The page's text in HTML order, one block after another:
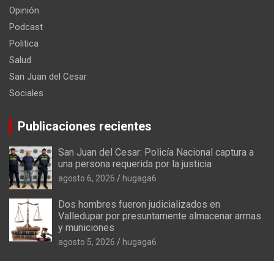
Opinión
Podcast
Politica
Salud
San Juan del Cesar
Sociales
Publicaciones recientes
San Juan del Cesar: Policía Nacional captura a
una persona requerida por la justicia
agosto 6, 2026 hugaga6
Dos hombres fueron judicializados en
Valledupar por presuntamente almacenar armas
y municiones
agosto 5, 2026 hugaga6